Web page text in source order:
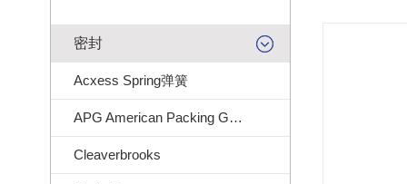
密封
Acxess Spring弹簧
APG American Packing Gasket
Cleaverbrooks